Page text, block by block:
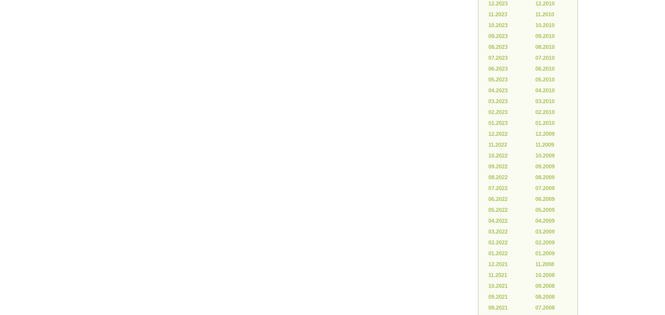
12.2023
11.2023
10.2023
09.2023
08.2023
07.2023
06.2023
05.2023
04.2023
03.2023
02.2023
01.2023
12.2022
11.2022
10.2022
09.2022
08.2022
07.2022
06.2022
05.2022
04.2022
03.2022
02.2022
01.2022
12.2021
11.2021
10.2021
09.2021
08.2021
12.2010
11.2010
10.2010
09.2010
08.2010
07.2010
06.2010
05.2010
04.2010
03.2010
02.2010
01.2010
12.2009
11.2009
10.2009
09.2009
08.2009
07.2009
06.2009
05.2009
04.2009
03.2009
02.2009
01.2009
11.2008
10.2008
09.2008
08.2008
07.2008